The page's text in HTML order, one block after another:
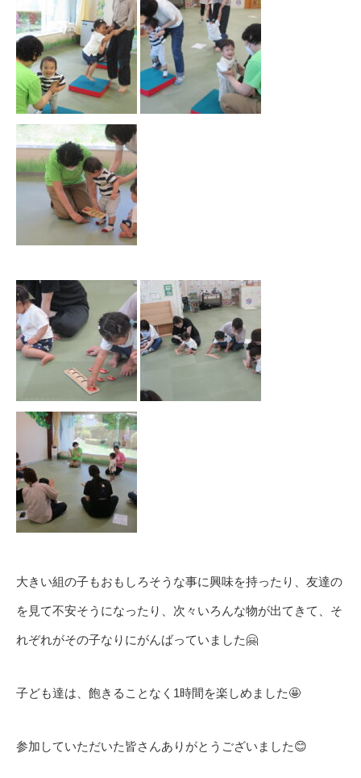
大きい組の子もおもしろそうな事に興味を持ったり、友達の
を見て不安そうになったり、次々いろんな物が出てきて、そ
れぞれがその子なりにがんばっていました🤗
子ども達は、飽きることなく1時間を楽しめました🤩
参加していただいた皆さんありがとうございました😊